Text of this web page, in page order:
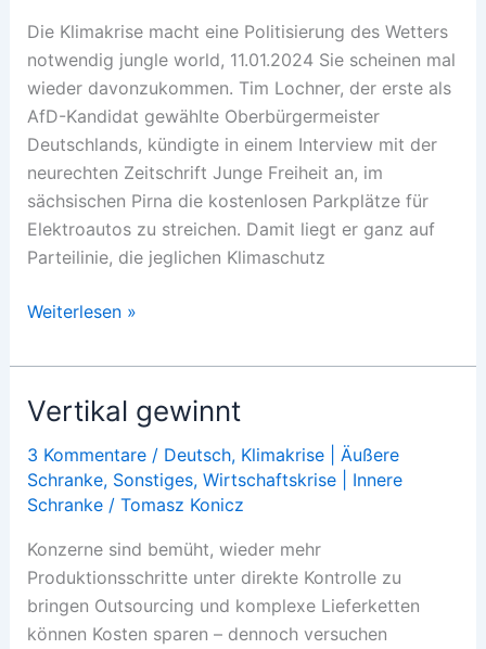
Die Klimakrise macht eine Politisierung des Wetters
notwendig jungle world, 11.01.2024 Sie scheinen mal
wieder davonzukommen. Tim Lochner, der erste als
AfD-Kandidat gewählte Oberbürgermeister
Deutschlands, kündigte in einem Interview mit der
neurechten Zeitschrift Junge Freiheit an, im
sächsischen Pirna die kostenlosen Parkplätze für
Elektroautos zu streichen. Damit liegt er ganz auf
Parteilinie, die jeglichen Klimaschutz
Vom
reden
Weiterlesen »
Vertikal gewinnt
3 Kommentare / Deutsch, Klimakrise | Äußere
Schranke, Sonstiges, Wirtschaftskrise | Innere
Schranke/ Tomasz Konicz
Konzerne sind bemüht, wieder mehr
Produktionsschritte unter direkte Kontrolle zu
bringen Outsourcing und komplexe Lieferketten
können Kosten sparen – dennoch versuchen